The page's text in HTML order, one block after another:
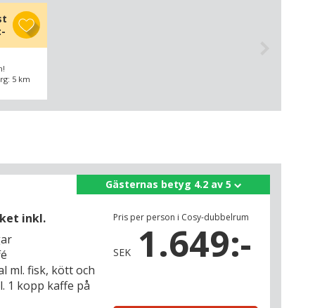
5 km
inkl.
ml. fisk, kött och
1 kopp kaffe på
Pris per person i Cosy-dubbelrum
SEK 1.649:-
Gästernas betyg 4.2 av 5